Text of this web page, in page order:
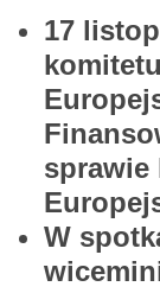
17
sprawie
W